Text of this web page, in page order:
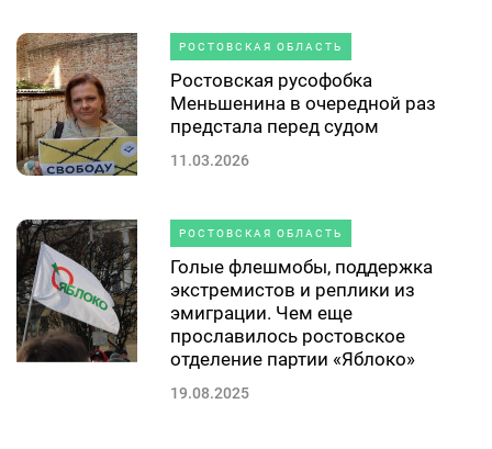
РОСТОВСКАЯ ОБЛАСТЬ
Ростовская русофобка
Меньшенина в очередной раз
предстала перед судом
11.03.2026
РОСТОВСКАЯ ОБЛАСТЬ
Голые флешмобы, поддержка
экстремистов и реплики из
эмиграции. Чем еще
прославилось ростовское
отделение партии «Яблоко»
19.08.2025